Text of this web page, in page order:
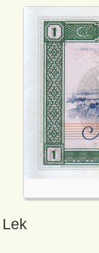
1 Lek